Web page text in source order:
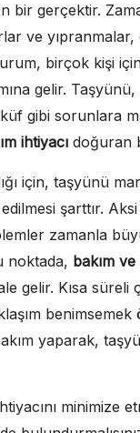
bir gerçektir.
ve yıpranmalar,
birçok kişi
gelir.
gibi sorunlara
ihtiyacı doğuran
için, taşyünü
şarttır.
zamanla
noktada, bakım
gelir. Kısa süreli
benimsemek
yaparak,
minimize